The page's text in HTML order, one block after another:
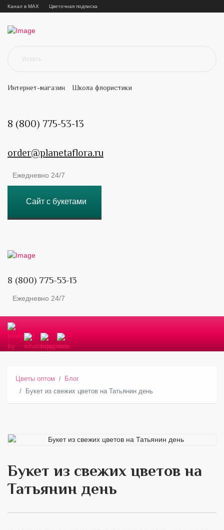
Канал в MAX Цветочная подписка
Интернет-магазин Школа флористики
8 (800) 775-53-13
order@planetaflora.ru
Ежедневно 24/7
Сайт с букетами
8 (800) 775-53-13
Ежедневно 24/7
Цветы оптом
Блог
Букет из свежих цветов на Татьянин день
Букет из свежих цветов на
Татьянин день